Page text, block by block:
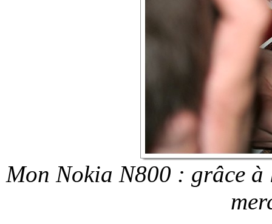
Mon Nokia N800 : grâce